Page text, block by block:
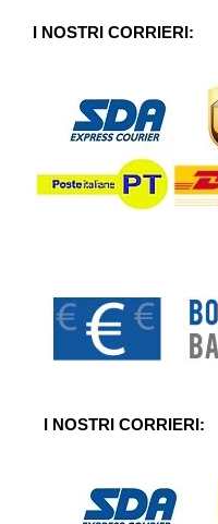
5I NOSTRI CORRIERI:
I NOSTRI CORRIERI: